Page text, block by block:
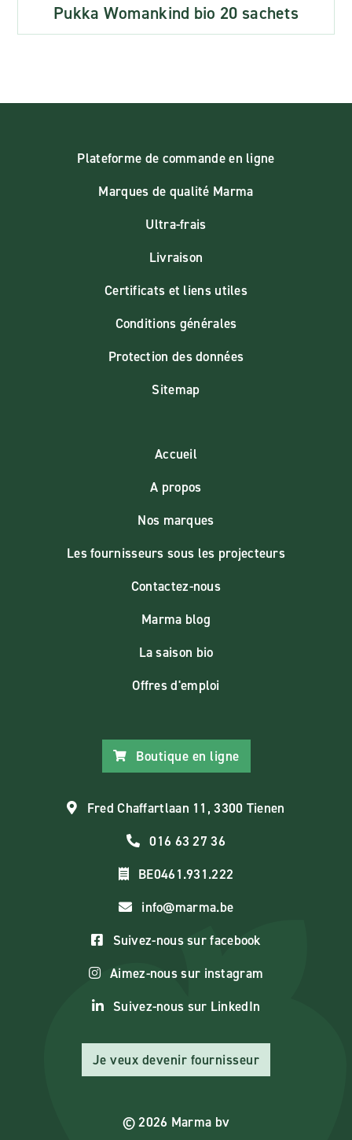
Pukka Womankind bio 20 sachets
Plateforme de commande en ligne
Marques de qualité Marma
Ultra-frais
Livraison
Certificats et liens utiles
Conditions générales
Protection des données
Sitemap
Accueil
A propos
Nos marques
Les fournisseurs sous les projecteurs
Contactez-nous
Marma blog
La saison bio
Offres d'emploi
Boutique en ligne
Fred Chaffartlaan 11, 3300 Tienen
016 63 27 36
BE0461.931.222
info@marma.be
Suivez-nous sur facebook
Aimez-nous sur instagram
Suivez-nous sur LinkedIn
Je veux devenir fournisseur
© 2026 Marma bv